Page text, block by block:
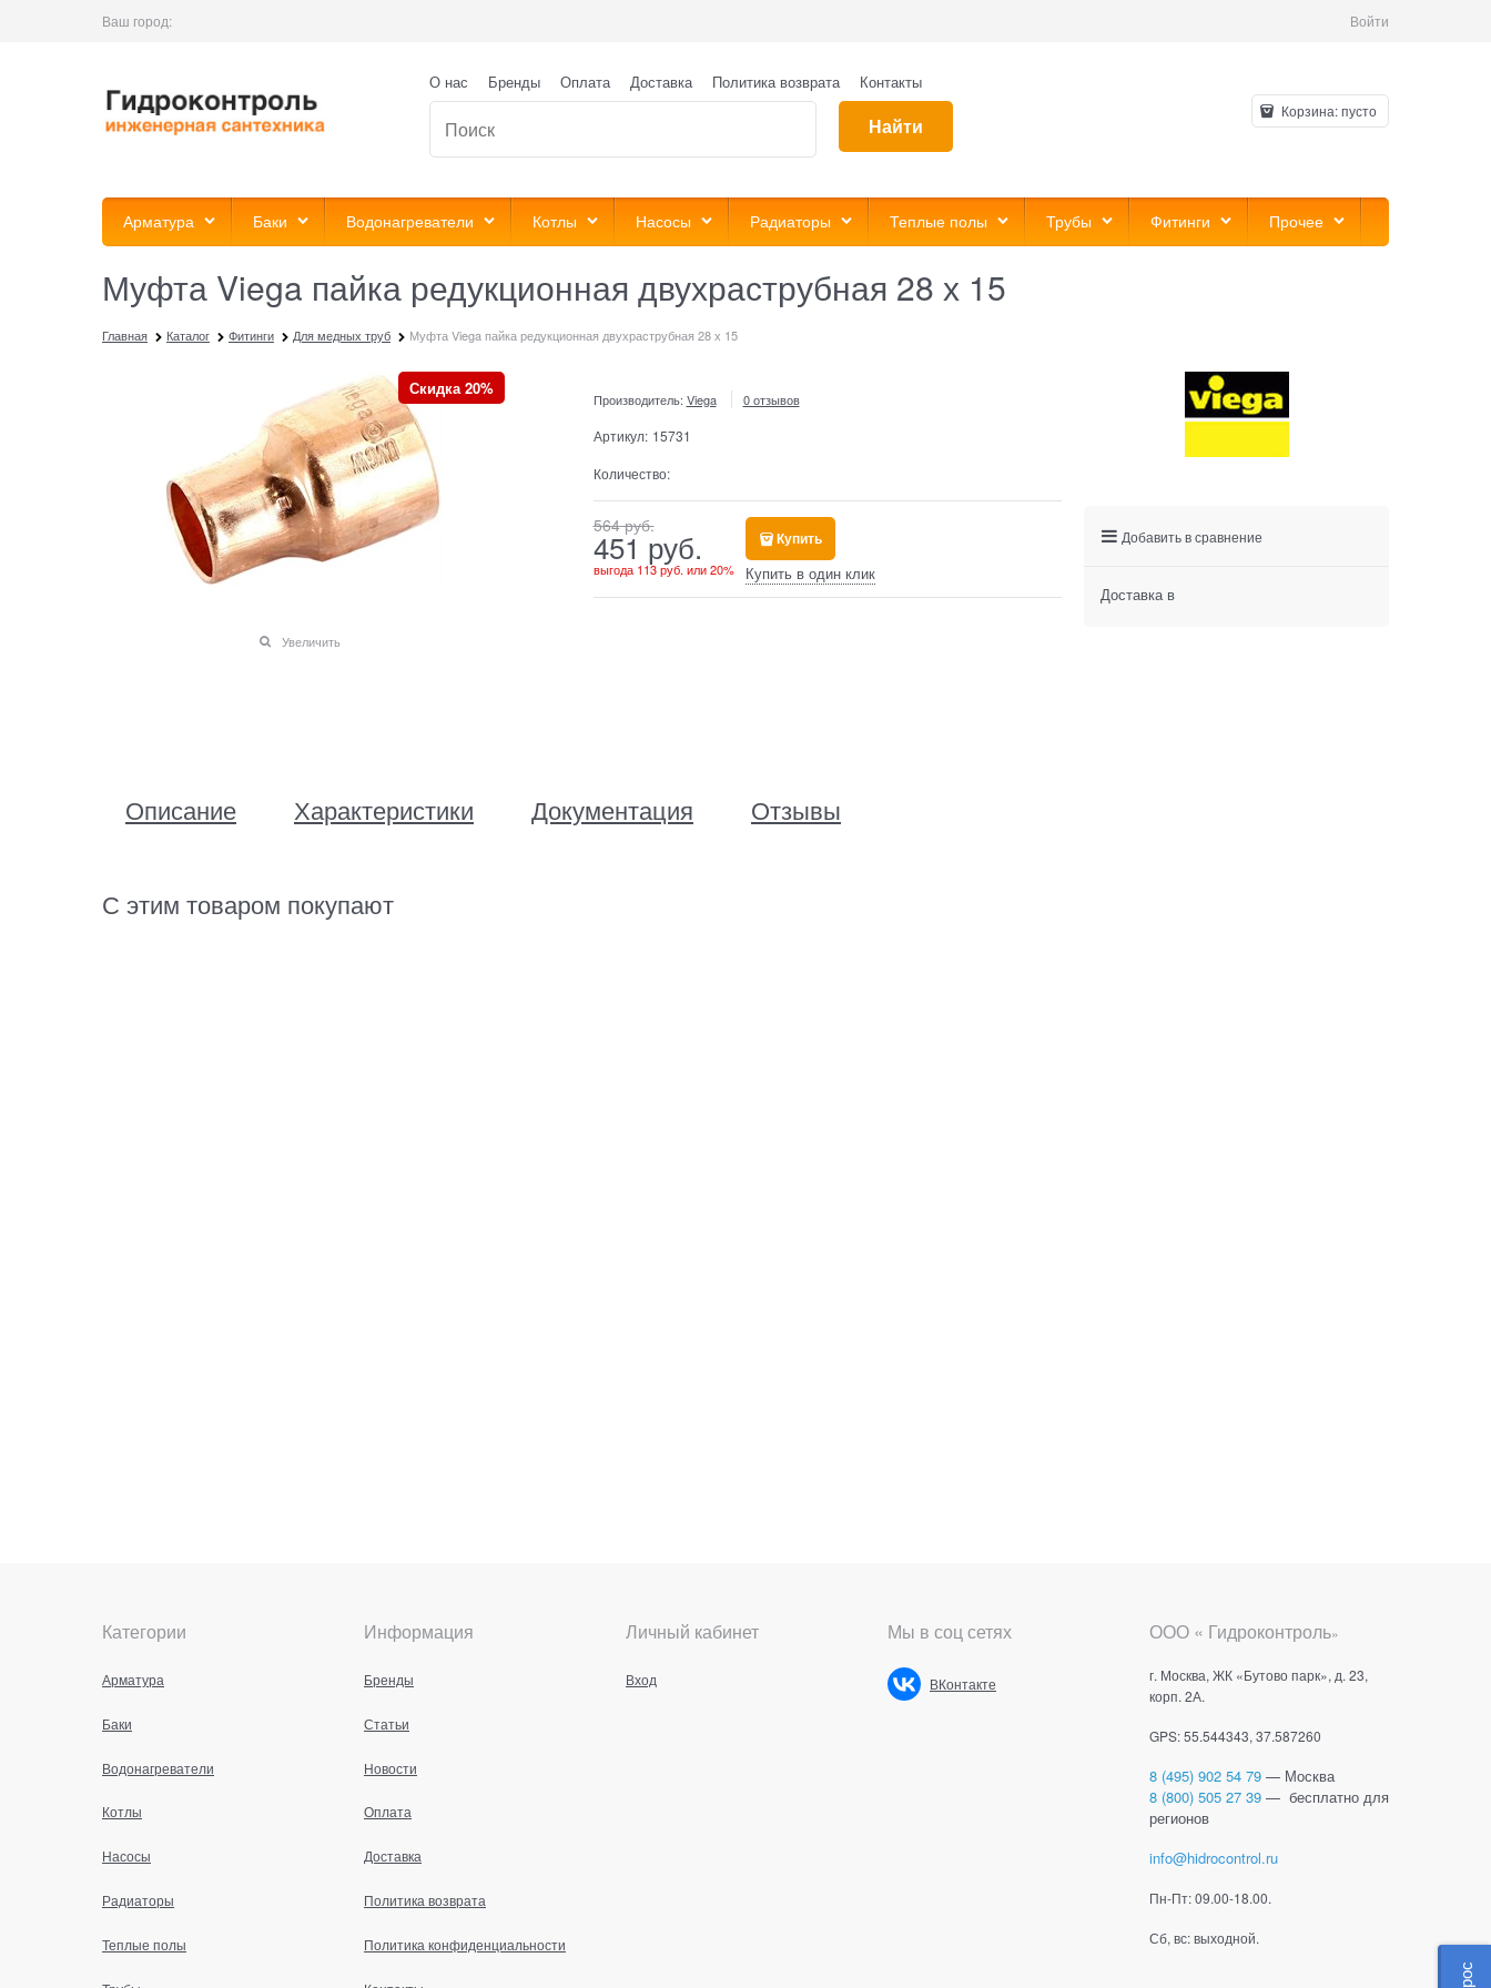
Ваш город: Войти
О нас Бренды Оплата Доставка Политика возврата Контакты
Найти
Корзина:пусто
Арматура Баки Водонагреватели Котлы Насосы Радиаторы Теплые полы Трубы Фитинги Прочее
Муфта Viega пайка редукционная двухраструбная 28 х 15
Главная Каталог Фитинги Для медных труб Муфта Viega пайка редукционная двухраструбная 28 х 15
Скидка 20%
Увеличить
Производитель: Viega 0 отзывов
Артикул: 15731
Количество:
564 руб.
451 руб.
выгода 113 руб. или20%
Купить
Купить в один клик
Описание Характеристики Документация Отзывы
С этим товаром покупают
Добавить в сравнение
Доставка в
Категории
Арматура
Баки
Водонагреватели
Котлы
Насосы
Радиаторы
Теплые полы
Информация
Бренды
Статьи
Новости
Оплата
Доставка
Политика возврата
Политика конфиденциальности
Личный кабинет
Вход
Мы в соц сетях
ВКонтакте
ООО « Гидроконтроль»
г. Москва, ЖК «Бутово парк», д. 23,
корп. 2А.
GPS: 55.544343, 37.587260
8 (495) 902 54 79 — Москва
8 (800) 505 27 39 — бесплатно для
регионов
info@hidrocontrol.ru
Пн-Пт: 09.00-18.00.
Сб, вс: выходной.